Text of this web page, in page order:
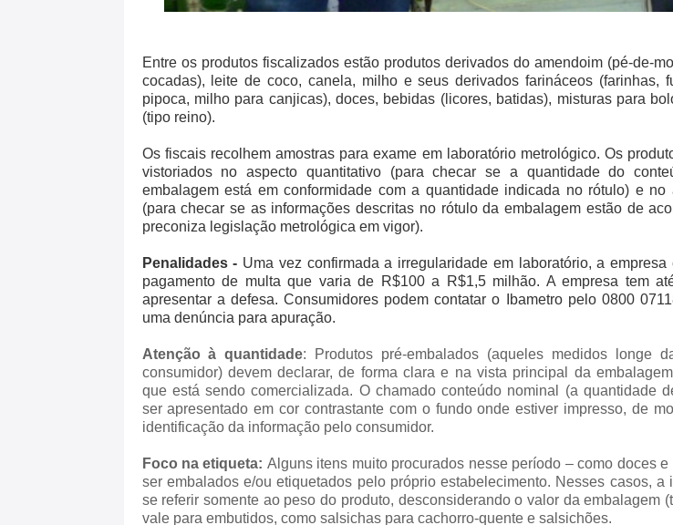
Entre os produtos fiscalizados estão produtos derivados do amendoim (pé-de-
cocadas), leite de coco, canela, milho e seus derivados farináceos (farinhas,
pipoca, milho para canjicas), doces, bebidas (licores, batidas), misturas para
(tipo reino).
Os fiscais recolhem amostras para exame em laboratório metrológico. Os
vistoriados no aspecto quantitativo (para checar se a quantidade do
embalagem está em conformidade com a quantidade indicada no rótulo) e no
(para checar se as informações descritas no rótulo da embalagem estão de
preconiza legislação metrológica em vigor).
Penalidades - Uma vez confirmada a irregularidade em laboratório, a
pagamento de multa que varia de R$100 a R$1,5 milhão. A empresa tem
apresentar a defesa. Consumidores podem contatar o Ibametro pelo 0800
uma denúncia para apuração.
Atenção à quantidade: Produtos pré-embalados (aqueles medidos longe
consumidor) devem declarar, de forma clara e na vista principal da
que está sendo comercializada. O chamado conteúdo nominal (a quantidade
ser apresentado em cor contrastante com o fundo onde estiver impresso, de
identificação da informação pelo consumidor.
Foco na etiqueta: Alguns itens muito procurados nesse período – como doces
ser embalados e/ou etiquetados pelo próprio estabelecimento. Nesses casos, a
se referir somente ao peso do produto, desconsiderando o valor da embalagem
vale para embutidos, como salsichas para cachorro-quente e salsichões.